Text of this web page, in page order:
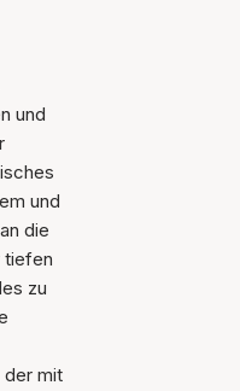
und
und
die
tiefen
zu
der mit